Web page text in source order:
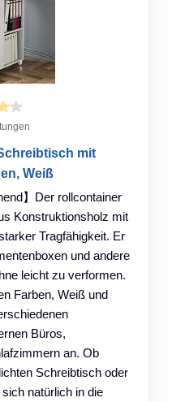
mit
Weiß
】Der rollcontainer
Konstruktionsholz mit
Tragfähigkeit. Er
und andere
leicht zu verformen.
Farben, Weiß und
Büros,
an. Ob
Schreibtisch oder
natürlich in die